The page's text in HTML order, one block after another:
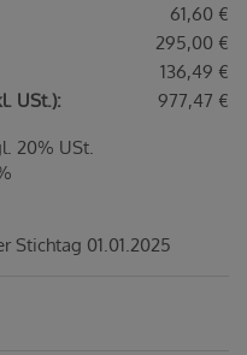
61,60 €
295,00 €
136,49 €
USt.):
977,47 €
20% USt.
Stichtag 01.01.2025